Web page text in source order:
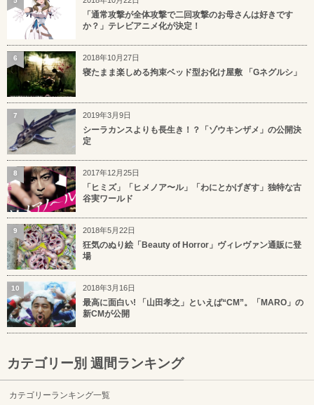
「通常攻撃が全体攻撃で二回攻撃のお母さんは好きです
か？」テレビアニメ化が決定！
2018年10月27日
寝たまま楽しめる拘束ベッド型お化け屋敷 「Gネグルシ」
6
2019年3月9日
シーラカンスよりも長生き！？「ゾウキンザメ」の公開決
定
7
2017年12月25日
「ヒミズ」「ヒメノア〜ル」「わにとかげぎす」独特な古
谷実ワールド
8
2018年5月22日
狂気のぬり絵「Beauty of Horror」ヴィレヴァン通販に登
場
9
2018年3月16日
最高に面白い! 「山田孝之」といえば“CM”。「MARO」の
新CMが公開
10
カテゴリー別 週間ランキング
カテゴリーランキング一覧